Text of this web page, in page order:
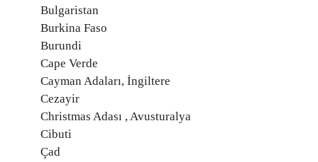
Bulgaristan
Burkina Faso
Burundi
Cape Verde
Cayman Adaları, İngiltere
Cezayir
Christmas Adası , Avusturalya
Cibuti
Çad